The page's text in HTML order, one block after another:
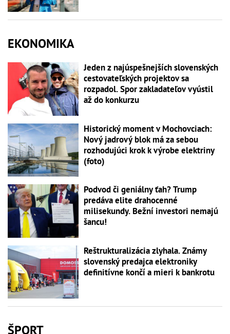
EKONOMIKA
Jeden z najúspešnejších slovenských
cestovateľských projektov sa
rozpadol. Spor zakladateľov vyústil
až do konkurzu
Historický moment v Mochovciach:
Nový jadrový blok má za sebou
rozhodujúci krok k výrobe elektriny
(foto)
Podvod či geniálny ťah? Trump
predáva elite drahocenné
milisekundy. Bežní investori nemajú
šancu!
Reštrukturalizácia zlyhala. Známy
slovenský predajca elektroniky
definitívne končí a mieri k bankrotu
ŠPORT